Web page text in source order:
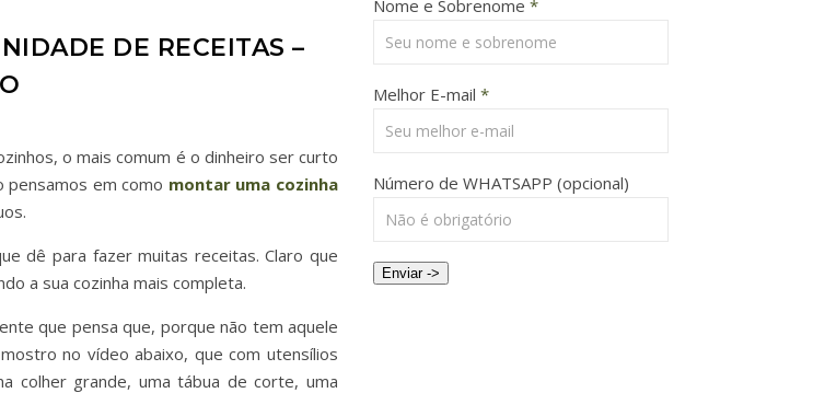
DE RECEITAS –
o mais comum é o dinheiro ser curto
em como montar uma cozinha
dê para fazer muitas receitas. Claro que
a sua cozinha mais completa.
que pensa que, porque não tem aquele
no vídeo abaixo, que com utensílios
colher grande, uma tábua de corte, uma
Nome e Sobrenome *
Melhor E-mail *
Número de WHATSAPP (opcional)
Enviar ->